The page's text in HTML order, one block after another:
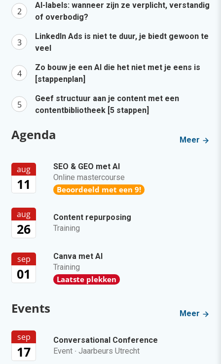
AI-labels: wanneer zijn ze verplicht, verstandig
of overbodig?
LinkedIn Ads is niet te duur, je biedt gewoon te
veel
Zo bouw je een AI die het niet met je eens is
[stappenplan]
Geef structuur aan je content met een
contentbibliotheek [5 stappen]
Agenda Meer
aug
11
SEO & GEO met AI
Online mastercourse
Beoordeeld met een 9!
aug
26
Content repurposing
Training
sep
01
Canva met AI
Training
Laatste plekken
Events Meer
sep
17
Conversational Conference
Event · Jaarbeurs Utrecht